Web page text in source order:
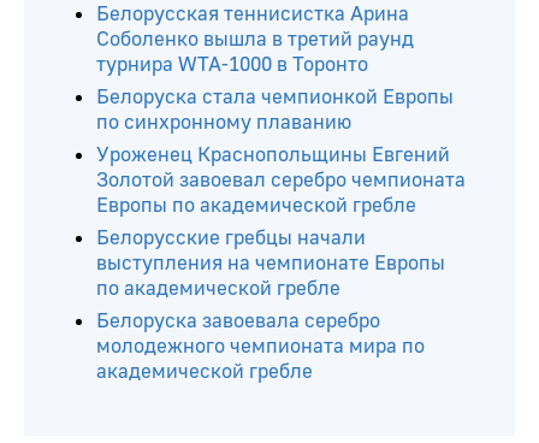
Белорусская теннисистка Арина
Соболенко вышла в третий раунд
турнира WTA-1000 в Торонто
Белоруска стала чемпионкой Европы
по синхронному плаванию
Уроженец Краснопольщины Евгений
Золотой завоевал серебро чемпионата
Европы по академической гребле
Белорусские гребцы начали
выступления на чемпионате Европы
по академической гребле
Белоруска завоевала серебро
молодежного чемпионата мира по
академической гребле